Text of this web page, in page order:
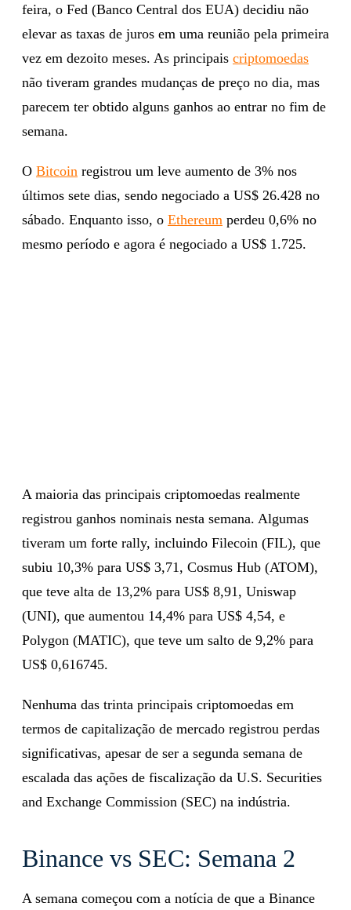
feira, o Fed (Banco Central dos EUA) decidiu não
elevar as taxas de juros em uma reunião pela primeira
vez em dezoito meses. As principais criptomoedas
não tiveram grandes mudanças de preço no dia, mas
parecem ter obtido alguns ganhos ao entrar no fim de
semana.
O Bitcoin registrou um leve aumento de 3% nos
últimos sete dias, sendo negociado a US$ 26.428 no
sábado. Enquanto isso, o Ethereum perdeu 0,6% no
mesmo período e agora é negociado a US$ 1.725.
A maioria das principais criptomoedas realmente
registrou ganhos nominais nesta semana. Algumas
tiveram um forte rally, incluindo Filecoin (FIL), que
subiu 10,3% para US$ 3,71, Cosmus Hub (ATOM),
que teve alta de 13,2% para US$ 8,91, Uniswap
(UNI), que aumentou 14,4% para US$ 4,54, e
Polygon (MATIC), que teve um salto de 9,2% para
US$ 0,616745.
Nenhuma das trinta principais criptomoedas em
termos de capitalização de mercado registrou perdas
significativas, apesar de ser a segunda semana de
escalada das ações de fiscalização da U.S. Securities
and Exchange Commission (SEC) na indústria.
Binance vs SEC: Semana 2
A semana começou com a notícia de que a Binance